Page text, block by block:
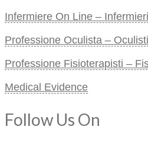
Infermiere On Line – Infermieri
Professione Oculista – Oculisti
Professione Fisioterapisti –
Medical Evidence
Follow Us On